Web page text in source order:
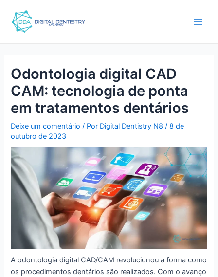
para
Odontologia digital CAD
CAM: tecnologia de ponta
em tratamentos dentários
Deixe um comentário / Por Digital Dentistry N8/ 8 de
outubro de 2023
A odontologia digital CAD/CAM revolucionou a forma como
os procedimentos dentários são realizados. Com o avanço
navegação